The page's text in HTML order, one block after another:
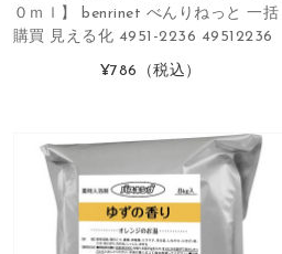
０ｍｌ】 benrinet べんりねっと 一括
購買 見える化 4951-2236 49512236
¥786 （税込）